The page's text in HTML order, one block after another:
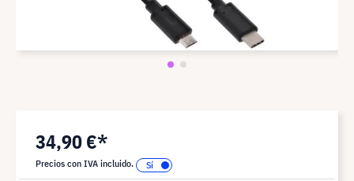
34,90 €*
Precios con IVA incluido.